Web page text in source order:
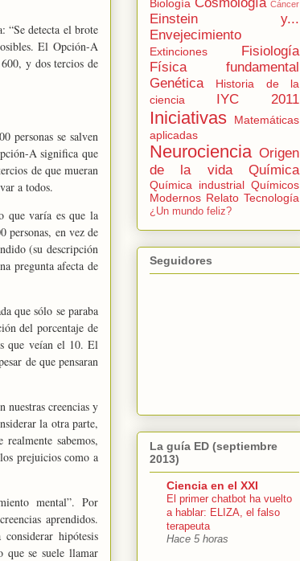
“Se detecta el brote
El Opción-A
y dos tercios de
personas se salven
A significa que
de que mueran
a todos.
que varía es que la
personas, en vez de
(su descripción
pregunta afecta de
que sólo se paraba
del porcentaje de
que veían el 10. El
de que pensaran
nuestras creencias y
la otra parte,
sabemos,
prejuicios como a
mental”. Por
aprendidos.
hipótesis
que se suele llamar
Biología Cáncer
Einstein y...
Envejecimiento
Extinciones
Fisiología
Física fundamental
Genética
Historia de la
ciencia
IYC 2011
Iniciativas
Matemáticas
aplicadas
Neurociencia Origen
de la vida
Química
Química industrial Químicos
Modernos Relato Tecnología
¿Un mundo feliz?
Seguidores
La guía ED (septiembre
2013)
Ciencia en el XXI
El primer chatbot ha vuelto
a hablar: ELIZA, el falso
terapeuta
Hace 5 horas